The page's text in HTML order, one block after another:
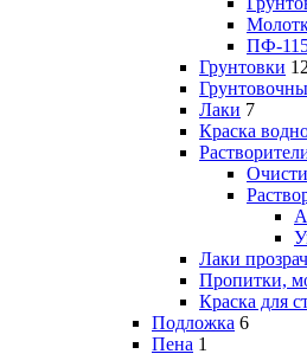
ПФ-
Грунтовки 12
Лаки 7
Краска
Лаки
Пропитки,
Краска для
Подложка 6
Пена 1